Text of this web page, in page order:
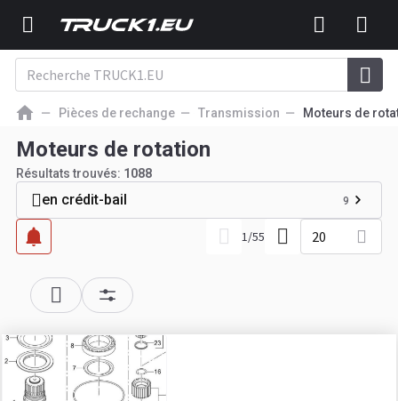
Pièces de rechange Transmission Moteurs de
Moteurs de rotation
Résultats trouvés: 1088
en crédit-bail 9
1/55 20